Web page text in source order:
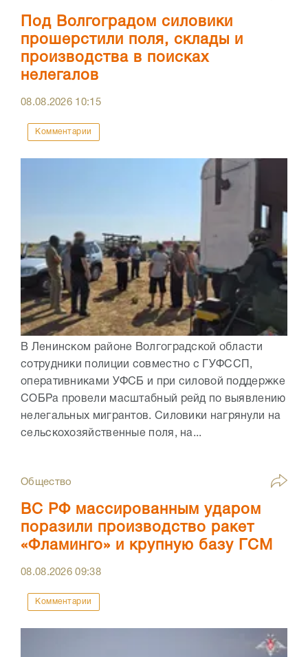
Под Волгоградом силовики
прошерстили поля, склады и
производства в поисках
нелегалов
08.08.2026 10:15
Комментарии
В Ленинском районе Волгоградской области
сотрудники полиции совместно с ГУФССП,
оперативниками УФСБ и при силовой поддержке
СОБРа провели масштабный рейд по выявлению
нелегальных мигрантов. Силовики нагрянули на
сельскохозяйственные поля, на...
Общество
ВС РФ массированным ударом
поразили производство ракет
«Фламинго» и крупную базу ГСМ
08.08.202609:38
Комментарии